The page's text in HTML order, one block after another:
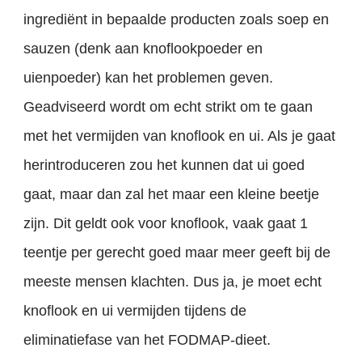
ingrediënt in bepaalde producten zoals soep en
sauzen (denk aan knoflookpoeder en
uienpoeder) kan het problemen geven.
Geadviseerd wordt om echt strikt om te gaan
met het vermijden van knoflook en ui. Als je gaat
herintroduceren zou het kunnen dat ui goed
gaat, maar dan zal het maar een kleine beetje
zijn. Dit geldt ook voor knoflook, vaak gaat 1
teentje per gerecht goed maar meer geeft bij de
meeste mensen klachten. Dus ja, je moet echt
knoflook en ui vermijden tijdens de
eliminatiefase van het FODMAP-dieet.